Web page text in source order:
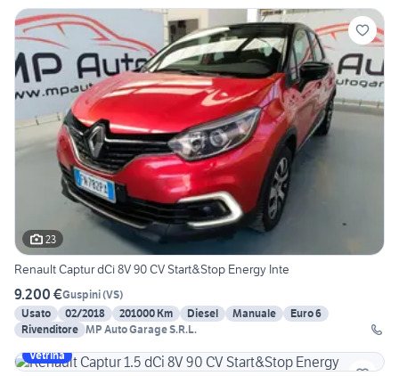
23
Renault Captur dCi 8V 90 CV Start&Stop Energy Inte
9.200 €Guspini(VS)
Usato
02/2018 201000 Km Diesel Manuale
Euro 6
Rivenditore MP Auto Garage S.R.L.
Vetrina